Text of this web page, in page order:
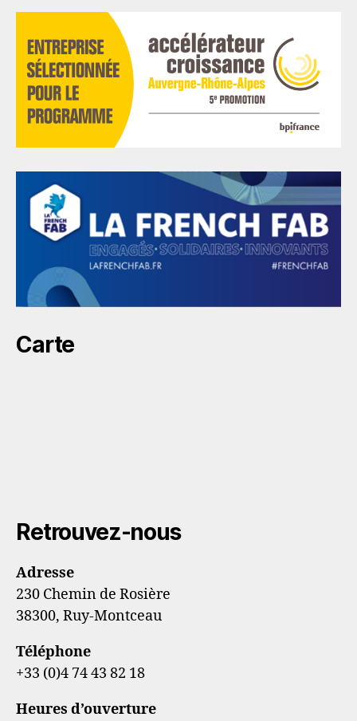
Carte
Retrouvez-nous
Adresse
230 Chemin de Rosière
38300, Ruy-Montceau
Téléphone
+33 (0)4 74 43 82 18
Heures d’ouverture